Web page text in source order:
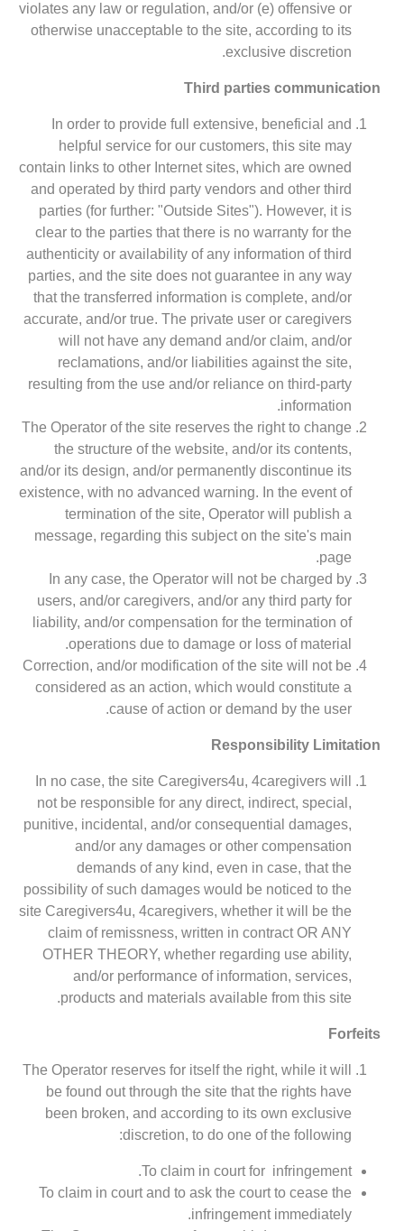
violates any law or regulation, and/or (e) offensive or
otherwise unacceptable to the site, according to its
exclusive discretion.
Third parties communication
In order to provide full extensive, beneficial and
helpful service for our customers, this site may
contain links to other Internet sites, which are owned
and operated by third party vendors and other third
parties (for further: "Outside Sites"). However, it is
clear to the parties that there is no warranty for the
authenticity or availability of any information of third
parties, and the site does not guarantee in any way
that the transferred information is complete, and/or
accurate, and/or true. The private user or caregivers
will not have any demand and/or claim, and/or
reclamations, and/or liabilities against the site,
resulting from the use and/or reliance on third-party
information.
The Operator of the site reserves the right to change
the structure of the website, and/or its contents,
and/or its design, and/or permanently discontinue its
existence, with no advanced warning. In the event of
termination of the site, Operator will publish a
message, regarding this subject on the site's main
page.
In any case, the Operator will not be charged by
users, and/or caregivers, and/or any third party for
liability, and/or compensation for the termination of
operations due to damage or loss of material.
Correction, and/or modification of the site will not be
considered as an action, which would constitute a
cause of action or demand by the user.
Responsibility Limitation
In no case, the site Caregivers4u, 4caregivers will
not be responsible for any direct, indirect, special,
punitive, incidental, and/or consequential damages,
and/or any damages or other compensation
demands of any kind, even in case, that the
possibility of such damages would be noticed to the
site Caregivers4u, 4caregivers, whether it will be the
claim of remissness, written in contract OR ANY
OTHER THEORY, whether regarding use ability,
and/or performance of information, services,
products and materials available from this site.
Forfeits
The Operator reserves for itself the right, while it will
be found out through the site that the rights have
been broken, and according to its own exclusive
discretion, to do one of the following:
To claim in court for infringement.
To claim in court and to ask the court to cease the
infringement immediately.